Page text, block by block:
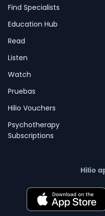
Find Specialists
Education Hub
Read
Listen
Watch
Pruebas
Hilio Vouchers
Psychotherapy
Subscriptions
Hilio